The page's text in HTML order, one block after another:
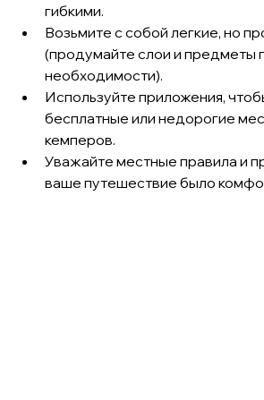
гибкими.
Возьмите с собой легкие, но
(продумайте слои и предметы
необходимости).
Используйте приложения,
бесплатные или недорогие
кемперов.
Уважайте местные правила и
ваше путешествие было